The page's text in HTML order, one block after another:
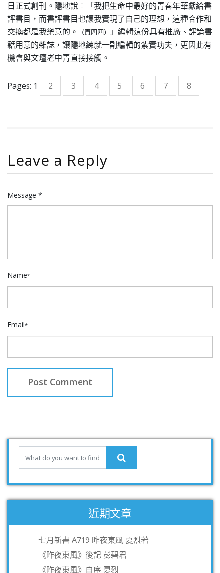
日正式創刊。隱地說：「我把生命中最好的青春年華獻給書
評書目，而書評書目也讓我實現了自己的理想，這種合作和
交換都是我樂意的。
（頁四四）
」編輯這份具有推廣、評論書
籍用意的雜誌，讓隱地練就一副編輯的紮實功夫，更因此有
機會與文壇老中青直接接觸。
Pages: 1 2 3 4 5 6 7 8
Leave a Reply
Message *
Name*
Email*
近期文章
七月新書 A719 昨夜東風 夏烈著
《昨夜東風》後記 彭碧君
《昨夜東風》自序 夏烈